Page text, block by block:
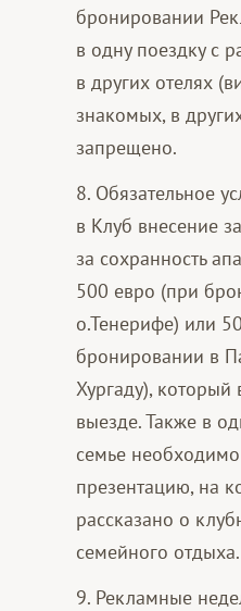
бронировании
в одну поездку с
в других отелях
знакомых, в
запрещено.
8. Обязательное
в Клуб внесение
за сохранность
500 евро (при
о.Тенерифе) или
бронировании в
Хургаду),
выезде. Также в
семье необходимо
презентацию, на
рассказано о
семейного отдыха.
9. Рекламные